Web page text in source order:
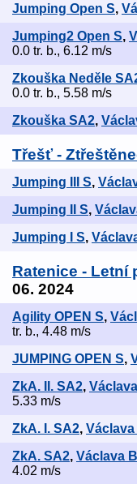
Jumping Open S,
Jumping2 Open S,
0.0 tr. b., 6.12 m/s
Zkouška Neděle
0.0 tr. b., 5.58 m/s
Zkouška SA2,
Třešť -
Jumping III S,
Jumping II S,
Jumping I S,
Ratenice - Letní
06. 2024
Agility OPEN S,
tr. b., 4.48 m/s
JUMPING OPEN S,
ZkA. II. SA2,
5.33 m/s
ZkA. I. SA2,
ZkA. SA2, Václava
4.02 m/s